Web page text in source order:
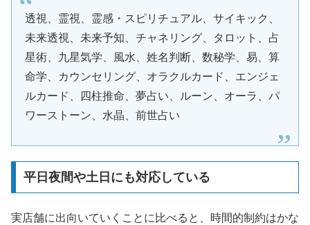
透視、霊視、霊感・スピリチュアル、サイキック、
未来透視、未来予知、チャネリング、タロット、占
星術、九星気学、風水、姓名判断、数秘学、易、算
命学、カウンセリング、オラクルカード、エンジェ
ルカード、四柱推命、夢占い、ルーン、オーラ、パ
ワーストーン、水晶、前世占い
平日夜間や土日にも対応している
実店舗に出向いていくことに比べると、時間的制約はかな